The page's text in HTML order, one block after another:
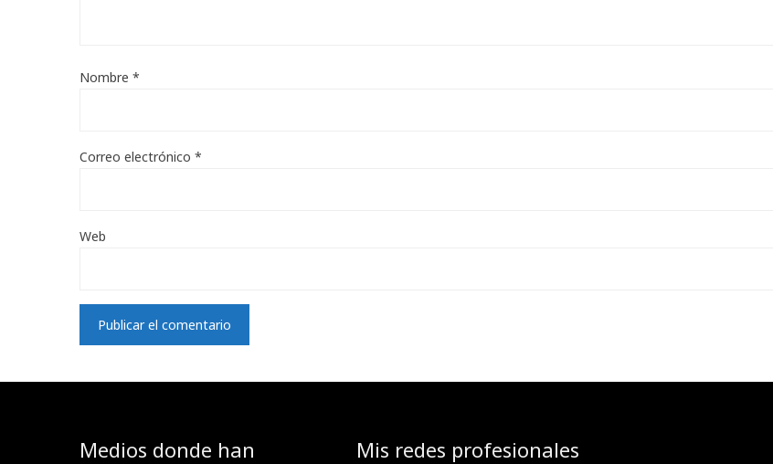
Nombre *
Correo electrónico *
Web
Medios donde han
Mis redes profesionales